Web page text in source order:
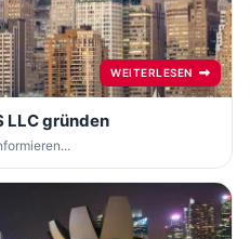
WEITERLESEN
LLC gründen